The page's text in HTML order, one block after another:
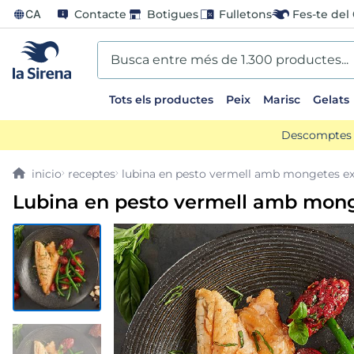
CA Contacte Botigues Fulletons Fes-te del
Busca entre més de 1.300 productes...
Tots els productes Peix Marisc Gelats
receptes lubina en pesto vermell amb mongetes
Lubina en pesto vermell amb
sirena
paella